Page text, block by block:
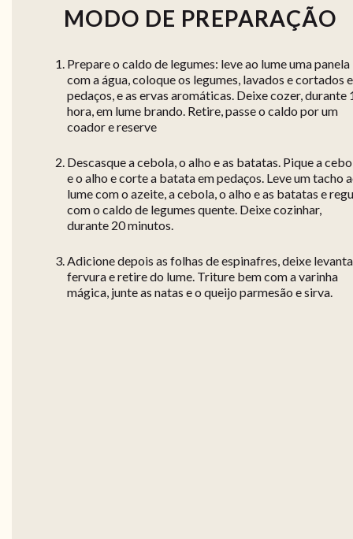
MODO DE PREPARAÇÃO
Prepare o caldo de legumes: leve ao lume uma panela
com a água, coloque os legumes, lavados e cortados
pedaços, e as ervas aromáticas. Deixe cozer, durante
hora, em lume brando. Retire, passe o caldo por um
coador e reserve
Descasque a cebola, o alho e as batatas. Pique a
e o alho e corte a batata em pedaços. Leve um tacho
lume com o azeite, a cebola, o alho e as batatas e
com o caldo de legumes quente. Deixe cozinhar,
durante 20 minutos.
Adicione depois as folhas de espinafres, deixe
fervura e retire do lume. Triture bem com a varinha
mágica, junte as natas e o queijo parmesão e sirva.